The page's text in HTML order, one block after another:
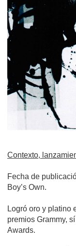
Contexto,
Fecha de
Boy’s Own.
Logró oro y platino
premios Grammy,
Awards.